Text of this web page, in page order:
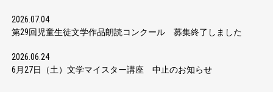
2026.07.04
第29回児童生徒文学作品朗読コンクール 募集終了しました
2026.06.24
6月27日（土）文学マイスター講座 中止のお知らせ